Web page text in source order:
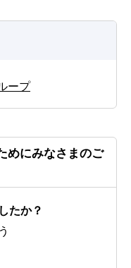
ープ
めにみなさまのご
たか？